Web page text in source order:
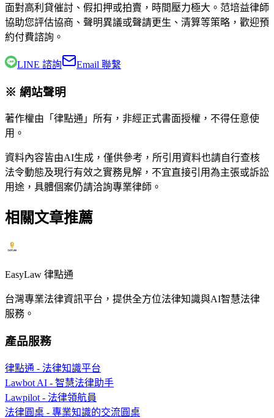
面對高利貸催討、假扣押或拍賣，時間壓力極大。 范培益律師
協助您評估協商、聲明異議或聲請更生、清算等策略，歡迎預
約付費諮詢。
LINE 諮詢 Email 聯繫
※ 網站聲明
著作權由「律點通」所有，非經正式書面授權，不得任意使
用。
資料內容皆由AI生成，僅供參考，所引用資料也請自行查核
法令動態及現行有效之實務見解，不宜直接引用為主張或訴訟
用途，具體個案仍請洽詢專業律師。
相關文章推薦
EasyLaw 律點通
台灣專業法律資訊平台，提供全方位法律知識與AI智慧法律
服務。
產品服務
律點通 - 法律知識平台
Lawbot AI - 智慧法律助手
Lawpilot - 法律領航員
法律圓桌 - 專業知識的交流圓桌